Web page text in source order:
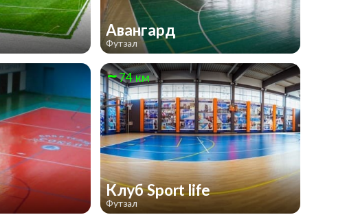
Авангард
Футзал
74 км
Клуб Sport life
Футзал